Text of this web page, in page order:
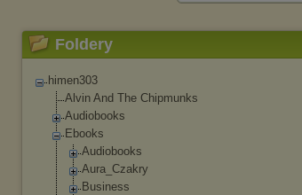
Foldery
himen303
Alvin And The Chipmunks
Audiobooks
Ebooks
Audiobooks
Aura_Czakry
Business